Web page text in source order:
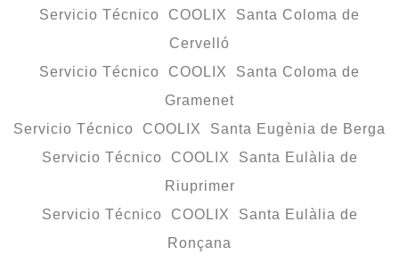
Servicio Técnico COOLIX Santa Coloma de
Cervelló
Servicio Técnico COOLIX Santa Coloma de
Gramenet
Servicio Técnico COOLIX Santa Eugènia de Berga
Servicio Técnico COOLIX Santa Eulàlia de
Riuprimer
Servicio Técnico COOLIX Santa Eulàlia de
Ronçana